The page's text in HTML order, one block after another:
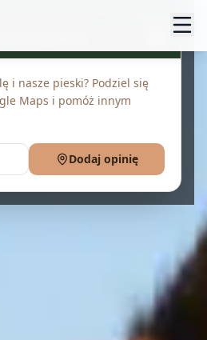
i nasze pieski? Podziel się
Maps i pomóż innym
Dodaj opinię